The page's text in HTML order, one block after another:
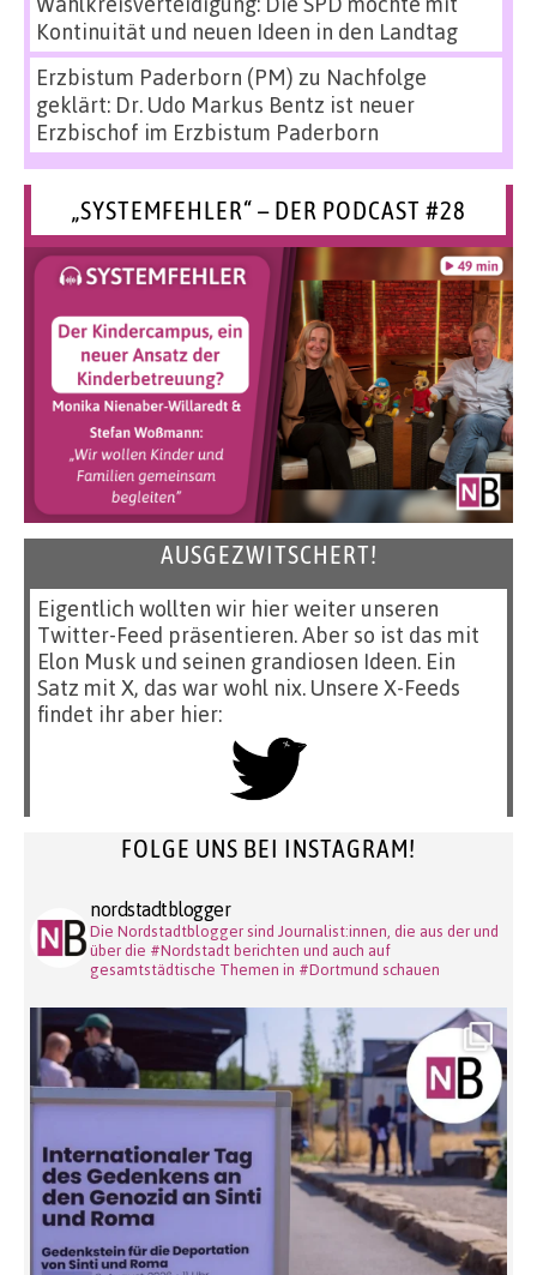
Kontinuität und neuen Ideen in den Landtag
Erzbistum Paderborn (PM) zu Nachfolge
geklärt: Dr. Udo Markus Bentz ist neuer
Erzbischof im Erzbistum Paderborn
„SYSTEMFEHLER“ – DER PODCAST #28
AUSGEZWITSCHERT!
Eigentlich wollten wir hier weiter unseren
Twitter-Feed präsentieren. Aber so ist das mit
Elon Musk und seinen grandiosen Ideen. Ein
Satz mit X, das war wohl nix. Unsere X-Feeds
findet ihr aber hier:
FOLGE UNS BEI INSTAGRAM!
nordstadtblogger
Die Nordstadtblogger sind Journalist:innen, die aus der und
über die #Nordstadt berichten und auch auf
gesamtstädtische Themen in #Dortmund schauen